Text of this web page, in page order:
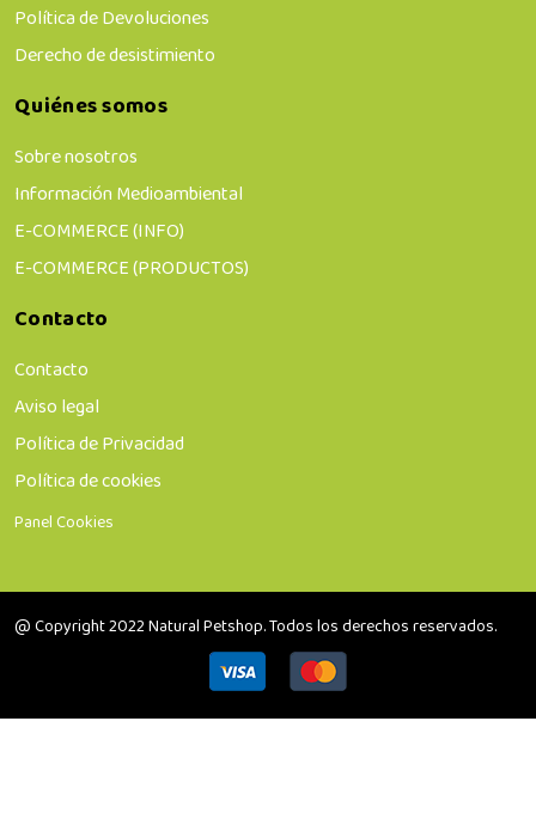
Política de Devoluciones
Derecho de desistimiento
Quiénes somos
Sobre nosotros
Información Medioambiental
E-COMMERCE (INFO)
E-COMMERCE (PRODUCTOS)
Contacto
Contacto
Aviso legal
Política de Privacidad
Política de cookies
Panel Cookies
@ Copyright 2022 Natural Petshop. Todos los derechos reservados.